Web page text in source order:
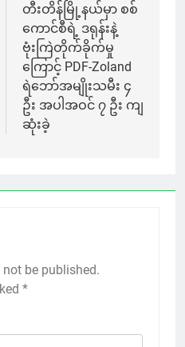
တီးတိန်မြို့နယ်မှာ စစ်
ကောင်စီရဲ့ ဒရုန်းနဲ့
ဗုံးကြဲတိုက်ခိုက်မှု
ကြောင့် PDF-Zoland
ရဲဘော်အမျိုးသမီး ၄
ဦး အပါအဝင် ၇ ဦး ကျ
ဆုံးခဲ့
be published.
*